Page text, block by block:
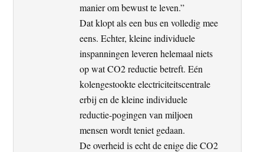
manier om bewust te leven.”
Dat klopt als een bus en volledig mee
eens. Echter, kleine individuele
inspanningen leveren helemaal niets
op wat CO2 reductie betreft. Eén
kolengestookte electriciteitscentrale
erbij en de kleine individuele
reductie-pogingen van miljoen
mensen wordt teniet gedaan.
De overheid is echt de enige die CO2